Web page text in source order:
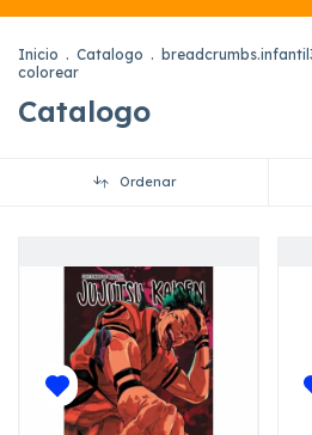
Inicio . Catalogo .
colorear
Catalogo
Ordenar